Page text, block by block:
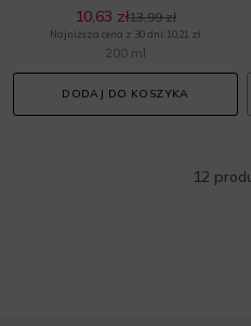
10,63 zł13,99 zł
Najniższa cena z 30 dni: 10,21 zł
200 ml
DODAJ DO KOSZYKA
12